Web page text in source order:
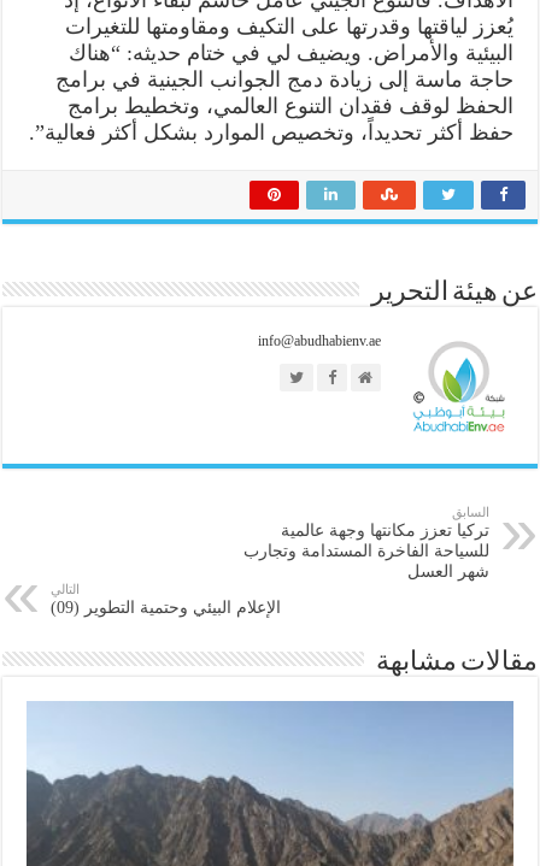
يُعزز لياقتها وقدرتها على التكيف ومقاومتها للتغيرات
البيئية والأمراض. ويضيف لي في ختام حديثه: “هناك
حاجة ماسة إلى زيادة دمج الجوانب الجينية في برامج
الحفظ لوقف فقدان التنوع العالمي، وتخطيط برامج
حفظ أكثر تحديداً، وتخصيص الموارد بشكل أكثر فعالية”.
عن هيئة التحرير
info@abudhabienv.ae
السابق
تركيا تعزز مكانتها وجهة عالمية
للسياحة الفاخرة المستدامة وتجارب
شهر العسل
التالي
الإعلام البيئي وحتمية التطوير (09)
مقالات مشابهة